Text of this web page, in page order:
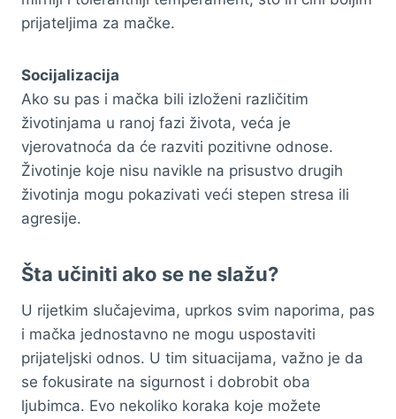
prijateljima za mačke.
Socijalizacija
Ako su pas i mačka bili izloženi različitim
životinjama u ranoj fazi života, veća je
vjerovatnoća da će razviti pozitivne odnose.
Životinje koje nisu navikle na prisustvo drugih
životinja mogu pokazivati veći stepen stresa ili
agresije.
Šta učiniti ako se ne slažu?
U rijetkim slučajevima, uprkos svim naporima, pas
i mačka jednostavno ne mogu uspostaviti
prijateljski odnos. U tim situacijama, važno je da
se fokusirate na sigurnost i dobrobit oba
ljubimca. Evo nekoliko koraka koje možete